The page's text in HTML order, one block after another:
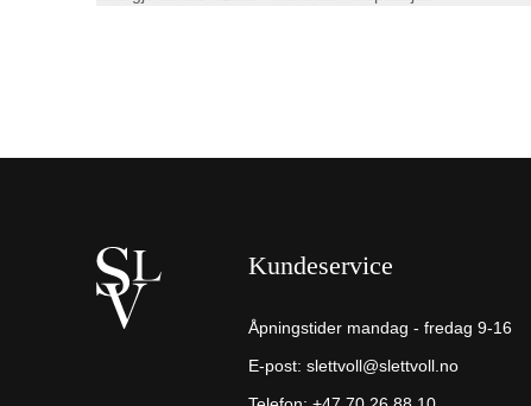
Kundeservice
Åpningstider mandag - fredag 9-16
E-post:slettvoll@slettvoll.no